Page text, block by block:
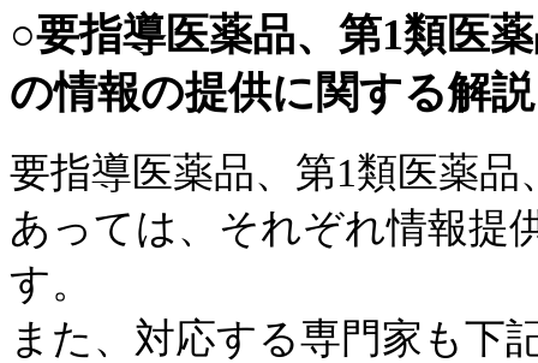
○要指導医薬品、第1類医
の情報の提供に関する解説
要指導医薬品、第1類医薬
あっては、それぞれ情報提
す。
また、対応する専門家も下